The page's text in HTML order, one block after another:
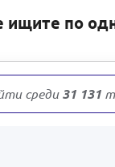
по
среди31 131